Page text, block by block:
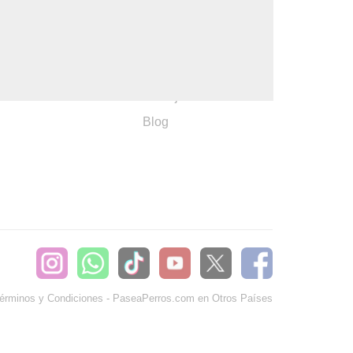
Blog
y Condiciones - PaseaPerros.com en Otros Países